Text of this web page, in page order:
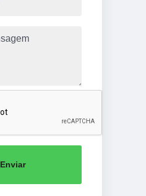
Enviar